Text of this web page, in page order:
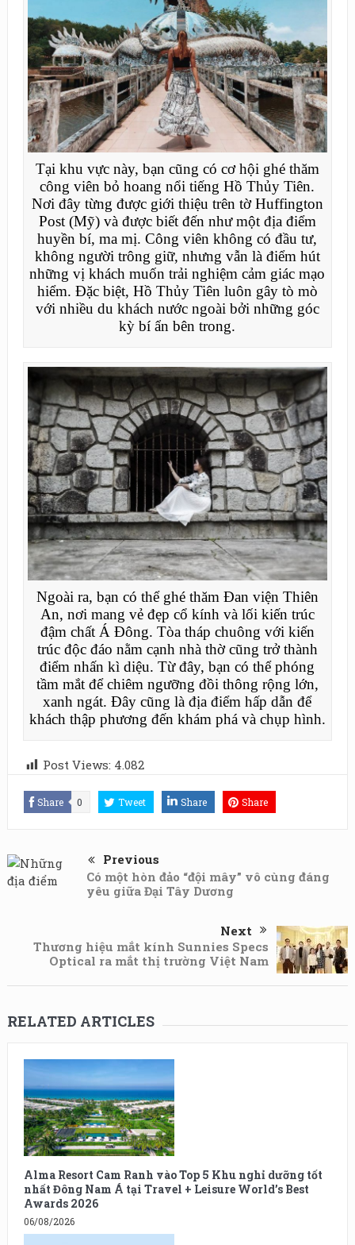
Tại khu vực này, bạn cũng có cơ hội ghé thăm
công viên bỏ hoang nổi tiếng Hồ Thủy Tiên.
Nơi đây từng được giới thiệu trên tờ Huffington
Post (Mỹ) và được biết đến như một địa điểm
huyền bí, ma mị. Công viên không có đầu tư,
không người trông giữ, nhưng vẫn là điểm hút
những vị khách muốn trải nghiệm cảm giác mạo
hiểm. Đặc biệt, Hồ Thủy Tiên luôn gây tò mò
với nhiều du khách nước ngoài bởi những góc
kỳ bí ẩn bên trong.
Ngoài ra, bạn có thể ghé thăm Đan viện Thiên
An, nơi mang vẻ đẹp cổ kính và lối kiến trúc
đậm chất Á Đông. Tòa tháp chuông với kiến
trúc độc đáo nằm cạnh nhà thờ cũng trở thành
điểm nhấn kì diệu. Từ đây, bạn có thể phóng
tầm mắt để chiêm ngưỡng đồi thông rộng lớn,
xanh ngát. Đây cũng là địa điểm hấp dẫn để
khách thập phương đến khám phá và chụp hình.
Post Views: 4.082
Share 0 Tweet Share Share
Previous
Có một hòn đảo “đội mây” vô cùng đáng
yêu giữa Đại Tây Dương
Next
Thương hiệu mắt kính Sunnies Specs
Optical ra mắt thị trường Việt Nam
RELATED ARTICLES
Alma Resort Cam Ranh vào Top 5 Khu nghỉ dưỡng tốt
nhất Đông Nam Á tại Travel + Leisure World’s Best
Awards 2026
06/08/2026